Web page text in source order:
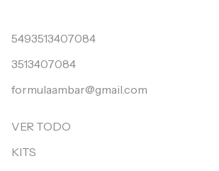
5493513407084
3513407084
formulaambar@gmail.com
VER TODO
KITS